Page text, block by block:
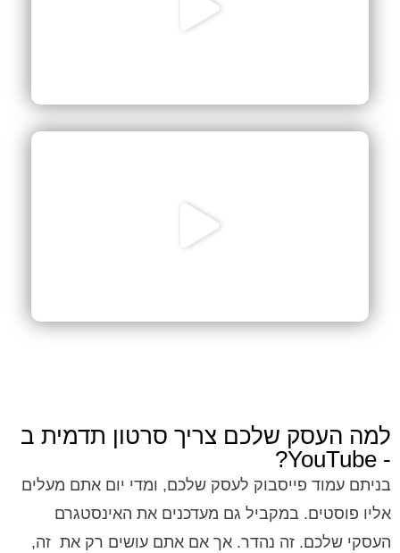
למה העסק שלכם צריך סרטון תדמית ב
- YouTube?
בניתם עמוד פייסבוק לעסק שלכם, ומדי יום אתם מעלים
אליו פוסטים. במקביל גם מעדכנים את האינסטגרם
העסקי שלכם. זה נהדר. אך אם אתם עושים רק את זה,